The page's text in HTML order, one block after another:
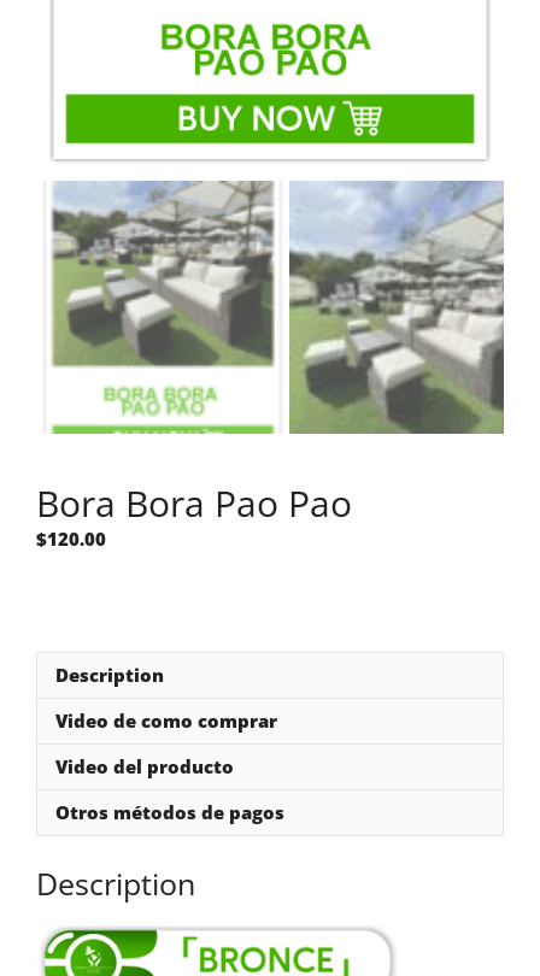
Bora Bora Pao Pao
$120.00
Description
Video de como comprar
Video del producto
Otros métodos de pagos
Description